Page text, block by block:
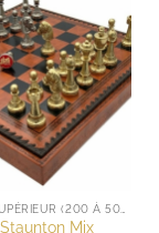
ENSEMBLE SUPÉRIEUR (200 À 500 EUROS)
Mix